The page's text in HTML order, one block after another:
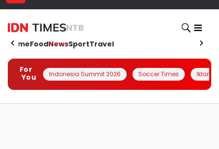
NTB
HomeFoodNewsSportTravel
For
You
Indonesia Summit 2026 Soccer Times Iklanin